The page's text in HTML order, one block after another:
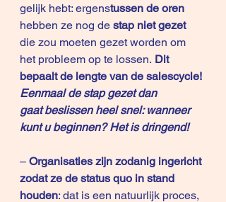
gelijk hebt: ergenstussen de oren
hebben ze nog de stap niet gezet
die zou moeten gezet worden om
het probleem op te lossen. Dit
bepaalt de lengte van de salescycle!
Eenmaal de stap gezet dan
gaat beslissen heel snel: wanneer
kunt u beginnen? Het is dringend!
– Organisaties zijn zodanig ingericht
zodat ze de status quo in stand
houden: dat is een natuurlijk proces,